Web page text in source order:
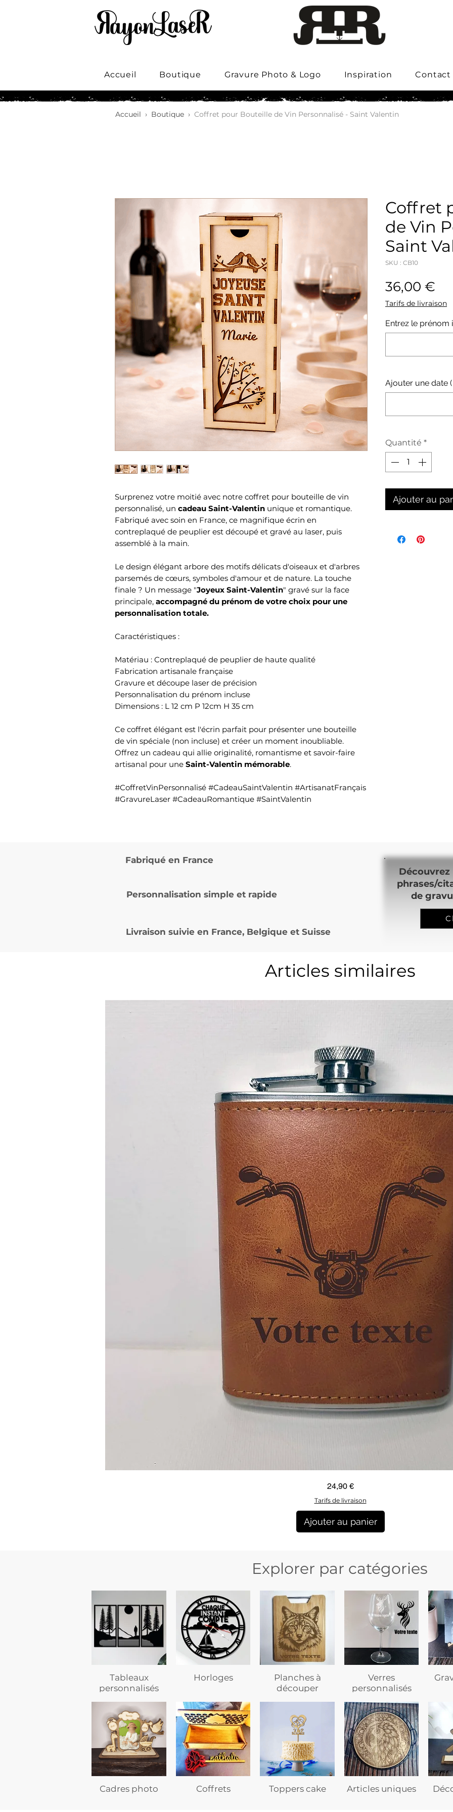
Accueil Boutique Gravure Photo & Logo Inspiration Contact
Accueil › Boutique › Coffret pour Bouteille de Vin Personnalisé - Saint Valentin
Surprenez votre moitié avec notre coffret pour bouteille de vin
personnalisé, un cadeau Saint-Valentin unique et romantique.
Fabriqué avec soin en France, ce magnifique écrin en
contreplaqué de peuplier est découpé et gravé au laser, puis
assemblé à la main.
Le design élégant arbore des motifs délicats d'oiseaux et d'arbres
parsemés de cœurs, symboles d'amour et de nature. La touche
finale ? Un message "Joyeux Saint-Valentin" gravé sur la face
principale, accompagné du prénom de votre choix pour une
personnalisation totale.
Caractéristiques :
Matériau : Contreplaqué de peuplier de haute qualité
Fabrication artisanale française
Gravure et découpe laser de précision
Personnalisation du prénom incluse
Dimensions : L 12 cm P 12cm H 35 cm
Ce coffret élégant est l'écrin parfait pour présenter une bouteille
de vin spéciale (non incluse) et créer un moment inoubliable.
Offrez un cadeau qui allie originalité, romantisme et savoir-faire
artisanal pour une Saint-Valentin mémorable.
#CoffretVinPersonnalisé #CadeauSaintValentin #ArtisanatFrançais
#GravureLaser #CadeauRomantique #SaintValentin
Coffret
de Vin
Saint
SKU : CB10
36,00 €
Tarifs de livraison
Entrez le prénom
Ajouter une date
Quantité *
Ajouter au
Fabriqué en France
Personnalisation simple et rapide
Livraison suivie en France, Belgique et Suisse
phrases/
de
Articles similaires
Aperçu rapide
Prix
24,90 €
Tarifs de livraison
Ajouter au panier
Explorer par catégories
Tableaux
personnalisés
Horloges
Planches à
découper
Verres
personnalisés
Cadres photo Coffrets Toppers cake Articles uniques